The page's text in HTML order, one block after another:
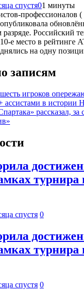
спустя01 минуты
профессионалов
Российский
е место в рейтинге
на одну
записям
игроков
ассистами в истории
рассказал, за
турнира
спустя 0
турнира
спустя 0